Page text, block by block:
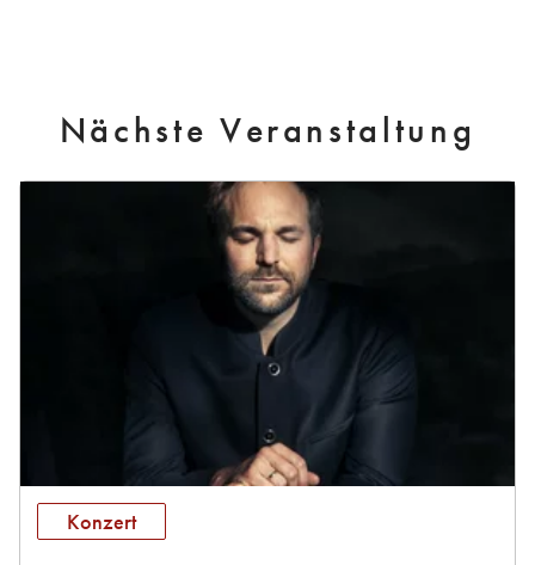
Nächste Veranstaltung
Konzert